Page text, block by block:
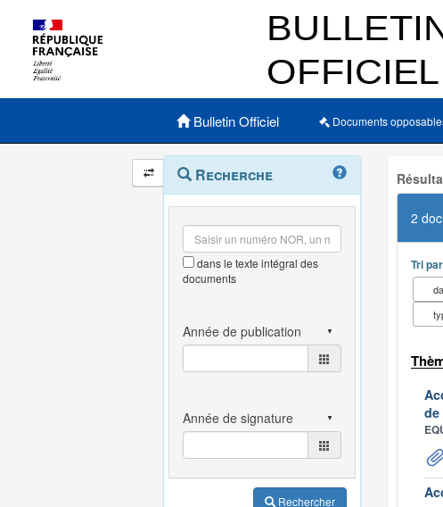
Menu principal
Bulletin Officiel Documents
Navigation
et
outils
annexes
Menu
contextuel
Recherche
dans le texte intégral des
documents
Rechercher
2
Tri par
de